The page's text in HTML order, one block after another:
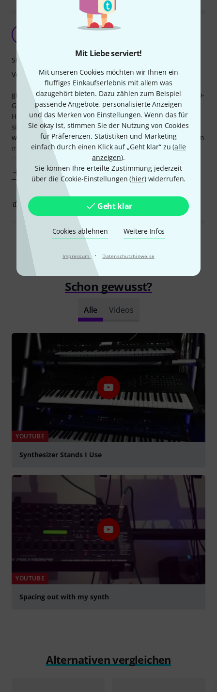
Mit Liebe serviert!
Mit unseren Cookies möchten wir Ihnen ein
fluffiges Einkaufserlebnis mit allem was
dazugehört bieten. Dazu zählen zum Beispiel
passende Angebote, personalisierte Anzeigen
und das Merken von Einstellungen. Wenn das für
Sie okay ist, stimmen Sie der Nutzung von Cookies
für Präferenzen, Statistiken und Marketing
einfach durch einen Klick auf „Geht klar“ zu (alle
anzeigen).
Sie können Ihre erteilte Zustimmung jederzeit
über die Cookie-Einstellungen (hier) widerrufen.
Geht klar
Cookies ablehnen Weitere Infos
Impressum · Datenschutzhinweise
gibt es die Halter auch in einer kurzen Version. Für Desktop-
Geräte wie Waldorf Pulse2 vollkommen ausreichend!
Habe von Jaspers mehrere Größen davon im Einsatz. Die
sind schon etwas älter und konnten nicht komplett zerlegt
werden, sodass man jedes Mal das halbe Rack demontieren
musste, wollte man die Halter an anderer Stelle platzieren.
Dieses neue Teil kann
Mehr anzeigen
Stabilität
Verarbeitung
BEWERTUNG MELDEN
Alle Bewertungen lesen
Schon gewusst?
Alle Videos
YOUTUBE
Synthesizer Stands I Use
YOUTUBE
Spacing out with my synth
Alternativen vergleichen